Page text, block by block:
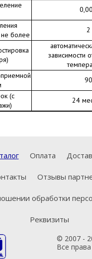
не более
2
зависимости
90
(с
24
Оплата
Отзывы
обработки
Реквизиты
© 2007 -
Все